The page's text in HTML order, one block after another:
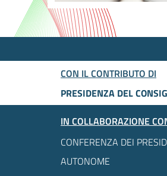
CON IL CONTRIBUTO DI
PRESIDENZA DEL
IN COLLABORAZIONE
CONFERENZA DEI
AUTONOME